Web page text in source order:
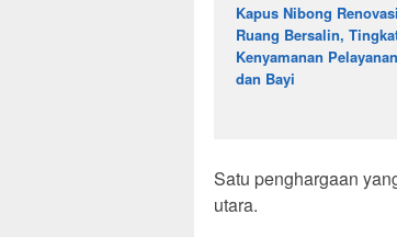
Kapus Nibong Renovasi
Ruang Bersalin,
Kenyamanan
dan Bayi
Satu penghargaan
utara.